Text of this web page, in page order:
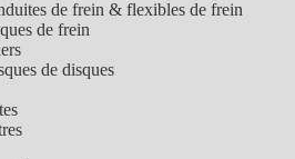
de frein & flexibles de frein
de frein
de disques